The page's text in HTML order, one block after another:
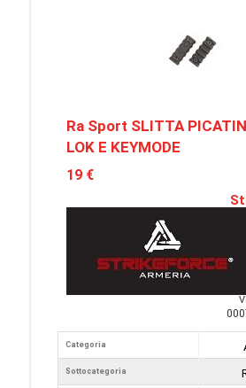
Ra Sport SLITTA
LOK E KEYMODE
19 €
Categoria
Sottocategoria